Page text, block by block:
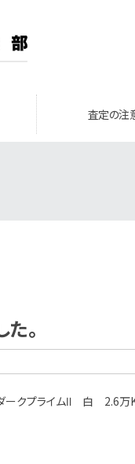
査定の注
。
ークプライムⅡ 白 2.6万